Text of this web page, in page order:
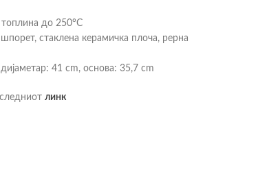
топлина до 250°C
стаклена керамичка плоча, рерна
41 cm, основа: 35,7 cm
линк